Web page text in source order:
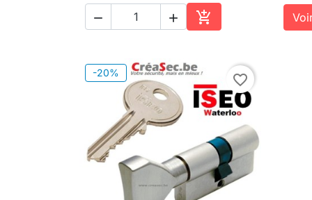
  
Ajouter au panier
-20% favorite_border